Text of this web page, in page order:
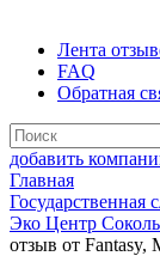
Лента
FAQ
Обратная
добавить
Главная
Государственная
Эко Центр
отзыв от Fantasy,